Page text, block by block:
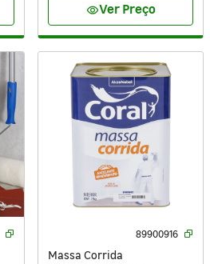
visibilityVer Preço
89900916
Massa Corrida